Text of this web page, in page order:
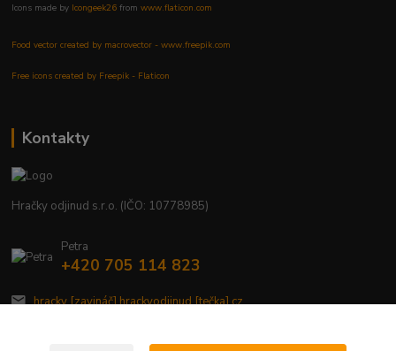
Icons made by Icongeek26 fromwww.flaticon.com
Food vector created by macrovector - www.freepik.com
Free icons created by Freepik - Flaticon
Kontakty
Hračky odjinud s.r.o. (IČO: 10778985)
Petra
+420 705 114 823
hracky [zavináč] hrackyodjinud [tečka] cz